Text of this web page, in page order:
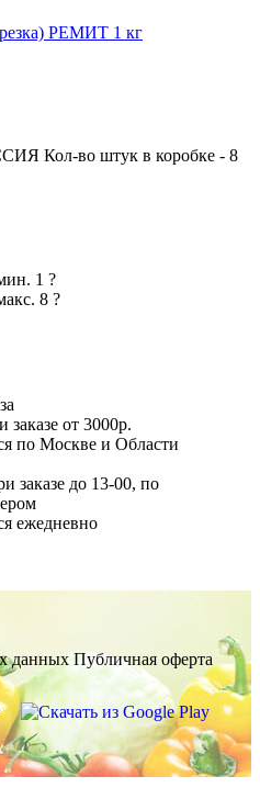
РЕМИТ 1 кг
Кол-во штук в коробке - 8
1 ?
8 ?
заказе от 3000р.
по Москве и Области
заказе до 13-00, по
ежедневно
данных Публичная оферта